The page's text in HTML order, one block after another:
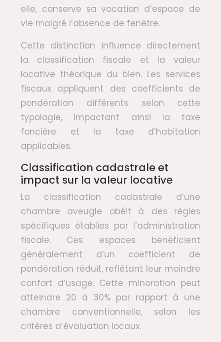
elle, conserve sa vocation d’espace de
vie malgré l’absence de fenêtre.
Cette distinction influence directement
la classification fiscale et la valeur
locative théorique du bien. Les services
fiscaux appliquent des coefficients de
pondération différents selon cette
typologie, impactant ainsi la taxe
foncière et la taxe d’habitation
applicables.
Classification cadastrale et
impact sur la valeur locative
La classification cadastrale d’une
chambre aveugle obéit à des règles
spécifiques établies par l’administration
fiscale. Ces espaces bénéficient
généralement d’un coefficient de
pondération réduit, reflétant leur moindre
confort d’usage. Cette minoration peut
atteindre 20 à 30% par rapport à une
chambre conventionnelle, selon les
critères d’évaluation locaux.